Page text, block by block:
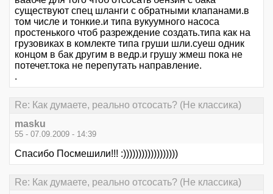
существуют спец шланги с обратными клапанами.в
том числе и тонкие.и типа вукуумного насоса
простенького чтоб разреждение создать.типа как на
грузовиках в комлекте типа груши шли.суеш одник
концом в бак другим в ведр.и грушу жмеш пока не
потечет.тока не перепутать направление.
.
Re: Как думаете, реально отсосать? (Не классика)
masku
55 - 07.09.2009 - 14:39
Спасибо Посмешили!!! :))))))))))))))))))
Re: Как думаете, реально отсосать? (Не классика)